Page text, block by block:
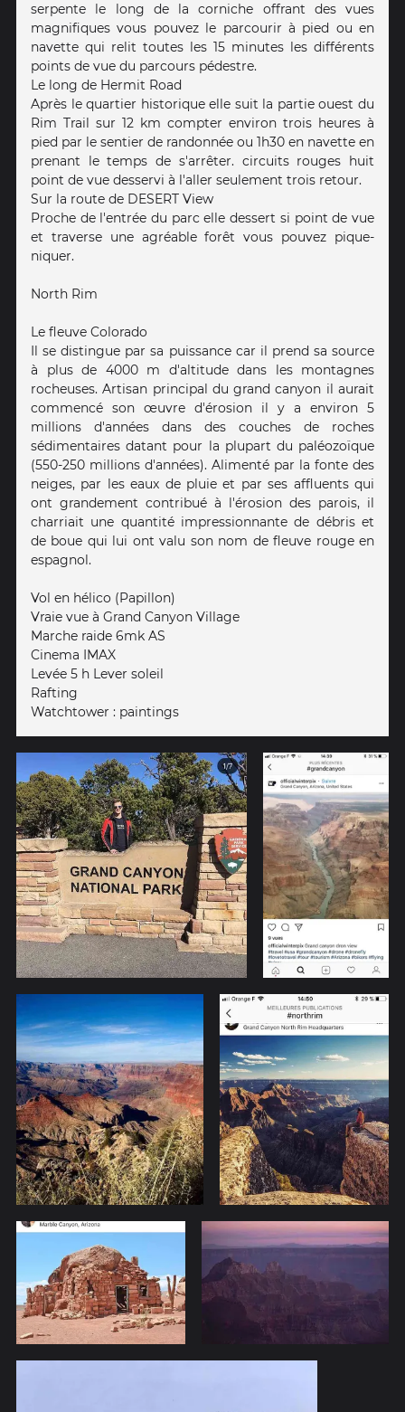
serpente le long de la corniche offrant des vues
magnifiques vous pouvez le parcourir à pied ou en
navette qui relit toutes les 15 minutes les différents
points de vue du parcours pédestre.
Le long de Hermit Road
Après le quartier historique elle suit la partie ouest du
Rim Trail sur 12 km compter environ trois heures à
pied par le sentier de randonnée ou 1h30 en navette en
prenant le temps de s'arrêter. circuits rouges huit
point de vue desservi à l'aller seulement trois retour.
Sur la route de DESERT View
Proche de l'entrée du parc elle dessert si point de vue
et traverse une agréable forêt vous pouvez pique-
niquer.
North Rim
Le fleuve Colorado
Il se distingue par sa puissance car il prend sa source
à plus de 4000 m d'altitude dans les montagnes
rocheuses. Artisan principal du grand canyon il aurait
commencé son œuvre d'érosion il y a environ 5
millions d'années dans des couches de roches
sédimentaires datant pour la plupart du paléozoïque
(550-250 millions d'années). Alimenté par la fonte des
neiges, par les eaux de pluie et par ses affluents qui
ont grandement contribué à l'érosion des parois, il
charriait une quantité impressionnante de débris et
de boue qui lui ont valu son nom de fleuve rouge en
espagnol.
Vol en hélico (Papillon)
Vraie vue à Grand Canyon Village
Marche raide 6mk AS
Cinema IMAX
Levée 5 h Lever soleil
Rafting
Watchtower : paintings